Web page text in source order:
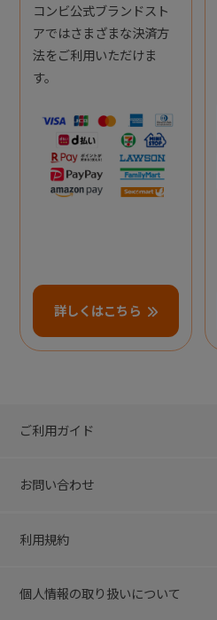
コンビ公式ブランドスト
アではさまざまな決済方
法をご利用いただけま
す。
詳しくはこちら
ご利用ガイド
お問い合わせ
利用規約
個人情報の取り扱いについて